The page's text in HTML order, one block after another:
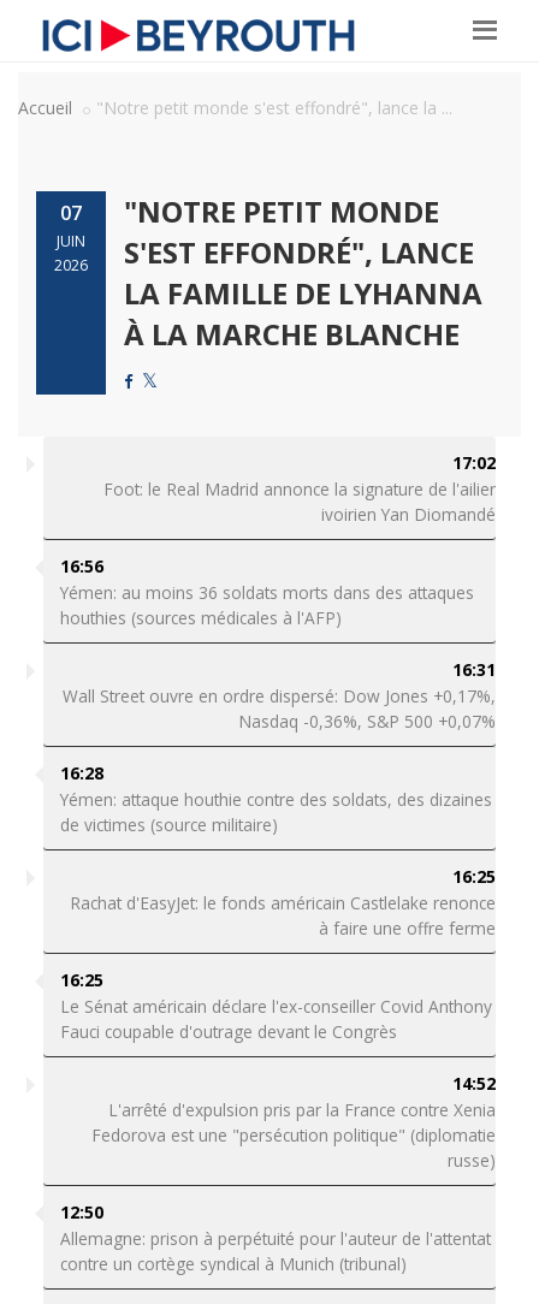
Accueil "Notre petit monde s'est effondré", lance la ...
07
JUIN
2026
"NOTRE PETIT MONDE
S'EST EFFONDRÉ", LANCE
LA FAMILLE DE LYHANNA
À LA MARCHE BLANCHE
17:02
Foot: le Real Madrid annonce la signature de l'ailier
ivoirien Yan Diomandé
16:56
Yémen: au moins 36 soldats morts dans des attaques
houthies (sources médicales à l'AFP)
16:31
Wall Street ouvre en ordre dispersé: Dow Jones +0,17%,
Nasdaq -0,36%, S&P 500 +0,07%
16:28
Yémen: attaque houthie contre des soldats, des dizaines
de victimes (source militaire)
16:25
Rachat d'EasyJet: le fonds américain Castlelake renonce
à faire une offre ferme
16:25
Le Sénat américain déclare l'ex-conseiller Covid Anthony
Fauci coupable d'outrage devant le Congrès
14:52
L'arrêté d'expulsion pris par la France contre Xenia
Fedorova est une "persécution politique" (diplomatie
russe)
12:50
Allemagne: prison à perpétuité pour l'auteur de l'attentat
contre un cortège syndical à Munich (tribunal)